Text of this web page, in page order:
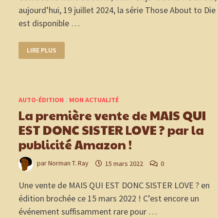
aujourd’hui, 19 juillet 2024, la série Those About to Die
est disponible …
ABOUT
TO
SARA
!
#AMAZON
#PRIMEVIDEO
LIRE PLUS
AUTO-ÉDITION / MON ACTUALITÉ
La première vente de MAIS QUI
EST DONC SISTER LOVE ? par la
publicité Amazon !
parNorman T. Ray 15 mars 2022 0
Une vente de MAIS QUI EST DONC SISTER LOVE ? en
édition brochée ce 15 mars 2022 ! C’est encore un
événement suffisamment rare pour …